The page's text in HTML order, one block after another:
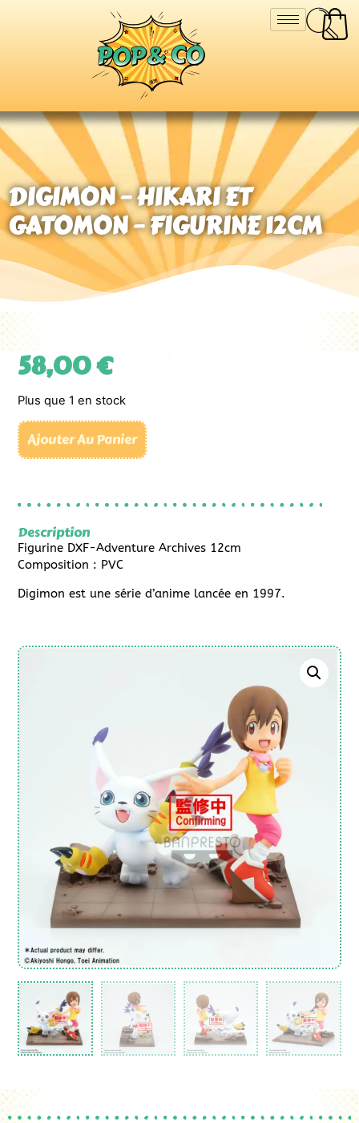
DIGIMON – HIKARI ET
GATOMON – FIGURINE 12CM
58,00€
Plus que 1 en stock
Ajouter Au Panier
Description
Figurine DXF-Adventure Archives 12cm
Composition : PVC
Digimon est une série d’anime lancée en 1997.